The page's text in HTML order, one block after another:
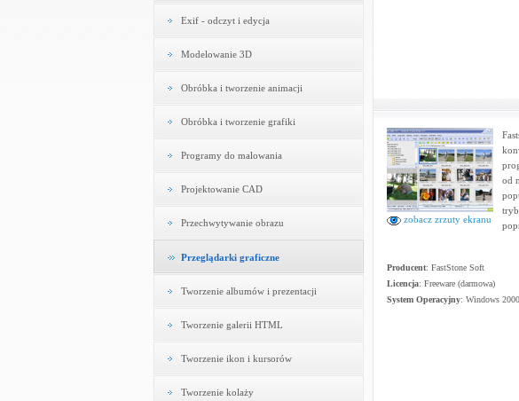
Exif - odczyt i edycja
Modelowanie 3D
Obróbka i tworzenie animacji
Obróbka i tworzenie grafiki
Programy do malowania
Projektowanie CAD
Przechwytywanie obrazu
Przeglądarki graficzne
Tworzenie albumów i prezentacji
Tworzenie galerii HTML
Tworzenie ikon i kursorów
Tworzenie kolaży
zobacz zrzuty ekranu
od
Producent: FastStone Soft
Licencja: Freeware (darmowa)
System Operacyjny: Windows